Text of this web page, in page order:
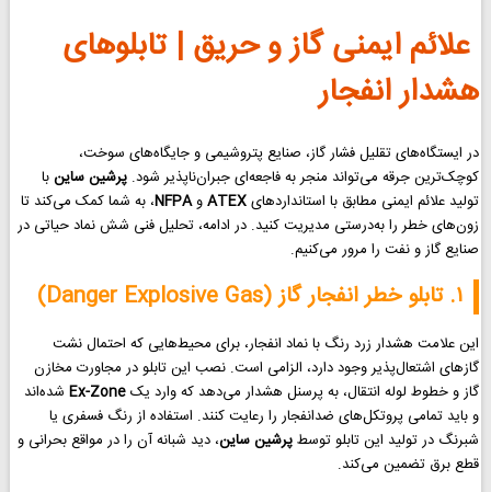
علائم ایمنی گاز و حریق | تابلوهای
هشدار انفجار
در ایستگاه‌های تقلیل فشار گاز، صنایع پتروشیمی و جایگاه‌های سوخت،
کوچک‌ترین جرقه می‌تواند منجر به فاجعه‌ای جبران‌ناپذیر شود.پرشین ساینبا
تولید علائم ایمنی مطابق با استانداردهایATEXوNFPA، به شما کمک می‌کند تا
زون‌های خطر را به‌درستی مدیریت کنید. در ادامه، تحلیل فنی شش نماد حیاتی در
صنایع گاز و نفت را مرور می‌کنیم.
۱. تابلو خطر انفجار گاز (Danger Explosive Gas)
این علامت هشدار زرد رنگ با نماد انفجار، برای محیط‌هایی که احتمال نشت
گازهای اشتعال‌پذیر وجود دارد، الزامی است. نصب این تابلو در مجاورت مخازن
گاز و خطوط لوله انتقال، به پرسنل هشدار می‌دهد که وارد یکEx-Zone شده‌اند
و باید تمامی پروتکل‌های ضد‌انفجار را رعایت کنند. استفاده از رنگ فسفری یا
شبرنگ در تولید این تابلو توسطپرشین ساین، دید شبانه آن را در مواقع بحرانی و
قطع برق تضمین می‌کند.